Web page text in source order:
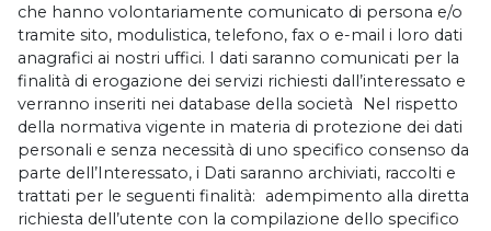
che hanno volontariamente comunicato di persona e/o
tramite sito, modulistica, telefono, fax o e-mail i loro dati
anagrafici ai nostri uffici. I dati saranno comunicati per la
finalità di erogazione dei servizi richiesti dall’interessato e
verranno inseriti nei database della società Nel rispetto
della normativa vigente in materia di protezione dei dati
personali e senza necessità di uno specifico consenso da
parte dell’Interessato, i Dati saranno archiviati, raccolti e
trattati per le seguenti finalità: adempimento alla diretta
richiesta dell’utente con la compilazione dello specifico